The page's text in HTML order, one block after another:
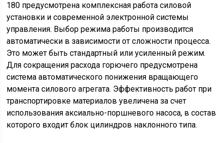
180 предусмотрена комплексная работа силовой
установки и современной электронной системы
управления. Выбор режима работы производится
автоматически в зависимости от сложности процесса.
Это может быть стандартный или усиленный режим.
Для сокращения расхода горючего предусмотрена
система автоматического понижения вращающего
момента силового агрегата. Эффективность работ при
транспортировке материалов увеличена за счет
использования аксиально-поршневого насоса, в состав
которого входит блок цилиндров наклонного типа.